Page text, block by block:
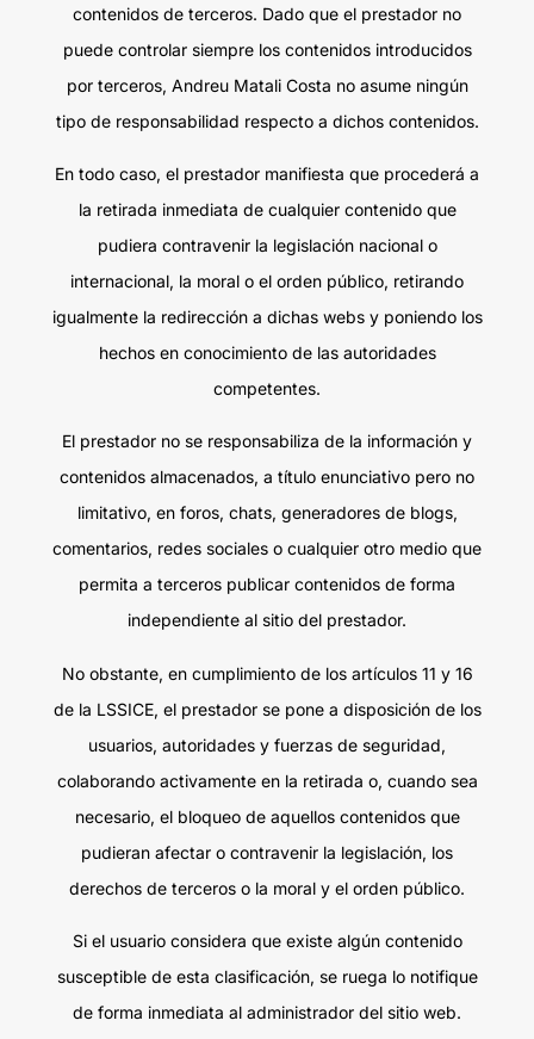
contenidos de terceros. Dado que el prestador no
puede controlar siempre los contenidos introducidos
por terceros, Andreu Matali Costa no asume ningún
tipo de responsabilidad respecto a dichos contenidos.
En todo caso, el prestador manifiesta que procederá a
la retirada inmediata de cualquier contenido que
pudiera contravenir la legislación nacional o
internacional, la moral o el orden público, retirando
igualmente la redirección a dichas webs y poniendo los
hechos en conocimiento de las autoridades
competentes.
El prestador no se responsabiliza de la información y
contenidos almacenados, a título enunciativo pero no
limitativo, en foros, chats, generadores de blogs,
comentarios, redes sociales o cualquier otro medio que
permita a terceros publicar contenidos de forma
independiente al sitio del prestador.
No obstante, en cumplimiento de los artículos 11 y 16
de la LSSICE, el prestador se pone a disposición de los
usuarios, autoridades y fuerzas de seguridad,
colaborando activamente en la retirada o, cuando sea
necesario, el bloqueo de aquellos contenidos que
pudieran afectar o contravenir la legislación, los
derechos de terceros o la moral y el orden público.
Si el usuario considera que existe algún contenido
susceptible de esta clasificación, se ruega lo notifique
de forma inmediata al administrador del sitio web.